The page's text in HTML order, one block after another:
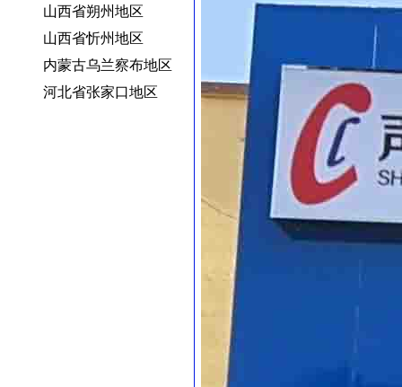
山西省朔州地区
山西省忻州地区
内蒙古乌兰察布地区
河北省张家口地区